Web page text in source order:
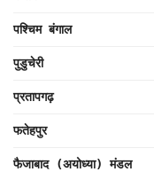
पश्चिम बंगाल
पुडुचेरी
प्रतापगढ़
फतेहपुर
फैजाबाद (अयोध्या) मंडल